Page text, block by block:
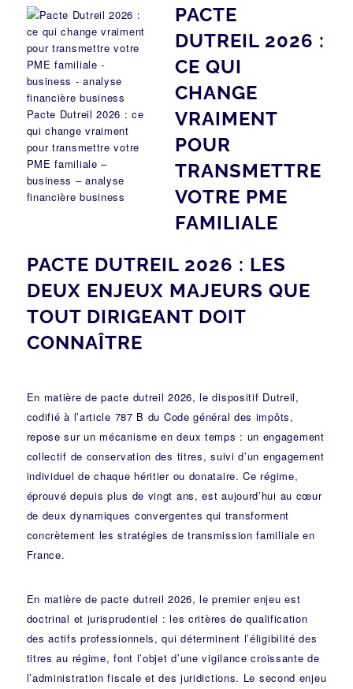
Pacte Dutreil 2026 : ce
qui change vraiment
pour transmettre votre
PME familiale –
business – analyse
financière business
PACTE
DUTREIL 2026 :
CE QUI
CHANGE
VRAIMENT
POUR
TRANSMETTRE
VOTRE PME
FAMILIALE
PACTE DUTREIL 2026 : LES
DEUX ENJEUX MAJEURS QUE
TOUT DIRIGEANT DOIT
CONNAÎTRE
En matière de pacte dutreil 2026, le dispositif Dutreil,
codifié à l’article 787 B du Code général des impôts,
repose sur un mécanisme en deux temps : un engagement
collectif de conservation des titres, suivi d’un engagement
individuel de chaque héritier ou donataire. Ce régime,
éprouvé depuis plus de vingt ans, est aujourd’hui au cœur
de deux dynamiques convergentes qui transforment
concrètement les stratégies de transmission familiale en
France.
En matière de pacte dutreil 2026, le premier enjeu est
doctrinal et jurisprudentiel : les critères de qualification
des actifs professionnels, qui déterminent l’éligibilité des
titres au régime, font l’objet d’une vigilance croissante de
l’administration fiscale et des juridictions. Le second enjeu